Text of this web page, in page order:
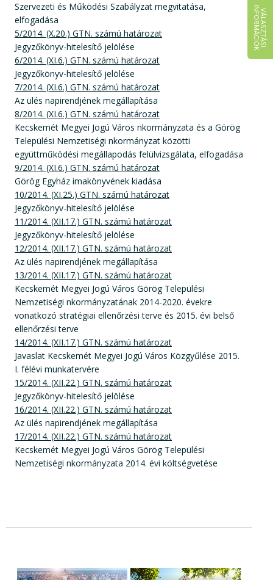
V
Á
L
A
S
Z
T
Á
S
I
IN
F
O
R
M
Á
C
I
Ó
K
Szervezeti és Működési Szabályzat megvitatása,
elfogadása
5/2014. (X.20.) GTN. számú határozat
Jegyzőkönyv-hitelesítő jelölése
6/2014. (XI.6.) GTN. számú határozat
Jegyzőkönyv-hitelesítő jelölése
7/2014. (XI.6.) GTN. számú határozat
Az ülés napirendjének megállapítása
8/2014. (XI.6.) GTN. számú határozat
Kecskemét Megyei Jogú Város nkormányzata és a Görög
Települési Nemzetiségi nkormányzat közötti
együttműködési megállapodás felülvizsgálata, elfogadása
9/2014. (XI.6.) GTN. számú határozat
Görög Egyház imakönyvének kiadása
10/2014. (XI.25.) GTN. számú határozat
Jegyzőkönyv-hitelesítő jelölése
11/2014. (XII.17.) GTN. számú határozat
Jegyzőkönyv-hitelesítő jelölése
12/2014. (XII.17.) GTN. számú határozat
Az ülés napirendjének megállapítása
13/2014. (XII.17.) GTN. számú határozat
Kecskemét Megyei Jogú Város Görög Települési
Nemzetiségi nkormányzatának 2014-2020. évekre
vonatkozó stratégiai ellenőrzési terve és 2015. évi belső
ellenőrzési terve
14/2014. (XII.17.) GTN. számú határozat
Javaslat Kecskemét Megyei Jogú Város Közgyűlése 2015.
I. félévi munkatervére
15/2014. (XII.22.) GTN. számú határozat
Jegyzőkönyv-hitelesítő jelölése
16/2014. (XII.22.) GTN. számú határozat
Az ülés napirendjének megállapítása
17/2014. (XII.22.) GTN. számú határozat
Kecskemét Megyei Jogú Város Görög Települési
Nemzetiségi nkormányzata 2014. évi költségvetése